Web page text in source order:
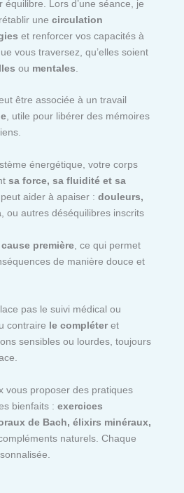
équilibre. Lors d’une séance, je
une circulation
et renforcer vos capacités à
vous traversez, qu’elles soient
ou mentales
être associée à un travail
, utile pour libérer des mémoires
énergétique, votre corps
sa force, sa fluidité et sa
peut aider à apaiser : douleurs,
, ou autres déséquilibres inscrits
cause première , ce qui permet
de manière douce et
pas le suivi médical ou
contraire le compléteret
sensibles ou lourdes, toujours
vous proposer des pratiques
bienfaits : exercices
de Bach, élixirs minéraux,
naturels. Chaque